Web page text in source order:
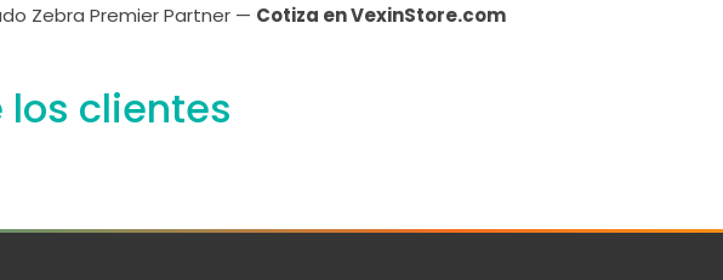
Zebra Premier Partner — Cotiza en VexinStore.com
los clientes